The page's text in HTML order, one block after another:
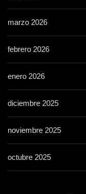
marzo 2026
febrero 2026
enero 2026
diciembre 2025
noviembre 2025
octubre 2025